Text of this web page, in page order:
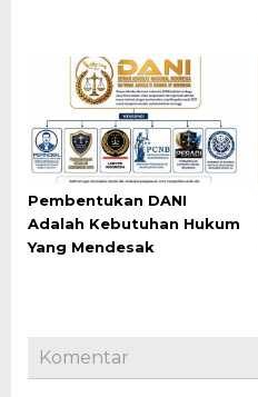
Pembentukan DANI
Adalah Kebutuhan Hukum
Yang Mendesak
Komentar